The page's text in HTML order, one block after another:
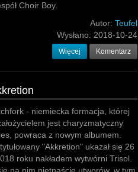
Choir Boy.
Autor: Teufel
Wysłano: 2018-10-24
Więcej Komentarz
- niemiecka formacja, której
jest charyzmatyczny
powraca z nowym albumem.
"Akkretion" ukazał się 26
roku nakładem wytwórni Trisol.